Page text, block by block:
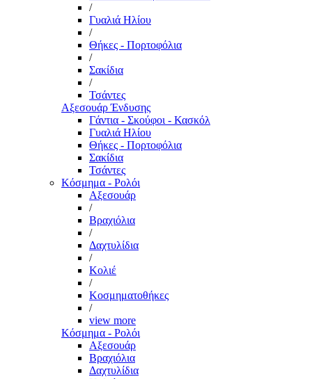
/
Γυαλιά Ηλίου
/
Θήκες - Πορτοφόλια
/
Σακίδια
/
Τσάντες
Αξεσουάρ Ένδυσης
Γάντια - Σκούφοι - Κασκόλ
Γυαλιά Ηλίου
Θήκες - Πορτοφόλια
Σακίδια
Τσάντες
Κόσμημα - Ρολόι
Αξεσουάρ
/
Βραχιόλια
/
Δαχτυλίδια
/
Κολιέ
/
Κοσμηματοθήκες
/
view more
Κόσμημα - Ρολόι
Αξεσουάρ
Βραχιόλια
Δαχτυλίδια